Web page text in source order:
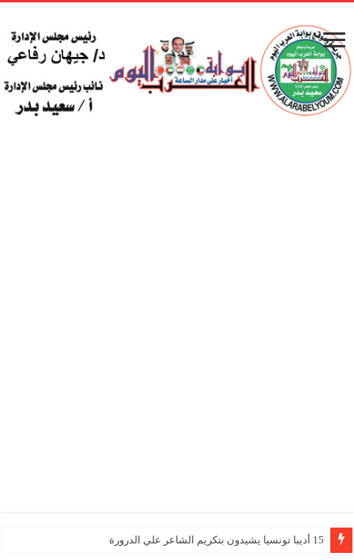
15 أديبا تونسيا يشيدون بتكريم الشاعر علي الدرورة